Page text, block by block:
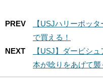
PREV
【USJハリーポッ
で買える！
NEXT
【USJ】ダービシ
本が唸りをあげて襲